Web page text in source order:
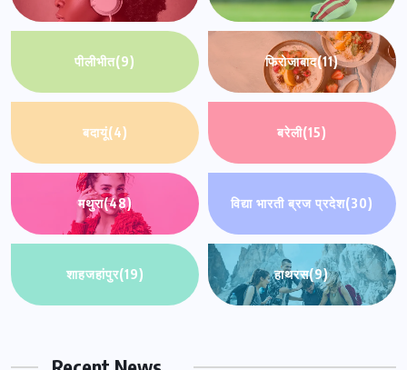
पीलीभीत(9) फिरोजाबाद(11)
बदायूं(4) बरेली(15)
मथुरा(48) विद्या भारती ब्रज प्रदेश(30)
शाहजहांपुर(19) हाथरस(9)